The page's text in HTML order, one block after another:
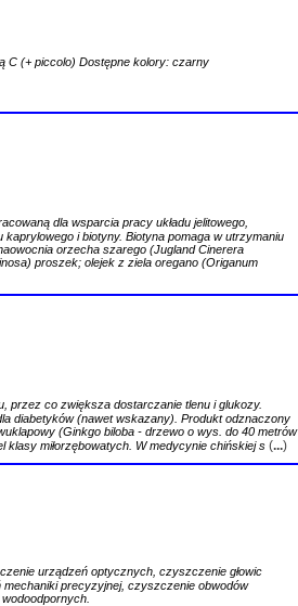
C (+ piccolo) Dostępne kolory: czarny
dla wsparcia pracy układu jelitowego,
i biotyny. Biotyna pomaga w utrzymaniu
orzecha szarego (Jugland Cinerera
proszek; olejek z ziela oregano (Origanum
przez co zwiększa dostarczanie tlenu i glukozy.
diabetyków (nawet wskazany). Produkt odznaczony
(Ginkgo biloba - drzewo o wys. do 40 metrów
miłorzębowatych. W medycynie chińskiej s (...)
urządzeń optycznych, czyszczenie głowic
precyzyjnej, czyszczenie obwodów